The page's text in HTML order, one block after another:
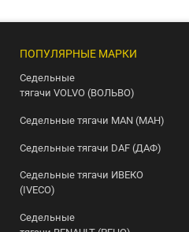
ПОПУЛЯРНЫЕ МАРКИ
Седельные
тягачи VOLVO (ВОЛЬВО)
Седельные тягачи MAN (МАН)
Седельные тягачи DAF (ДАФ)
Седельные тягачи ИВЕКО
(IVECO)
Седельные